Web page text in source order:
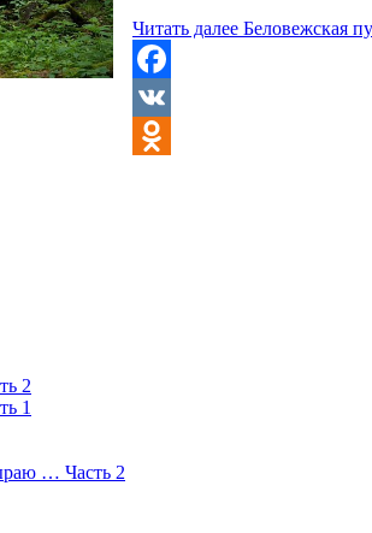
Читать далее Беловежская
Facebook
VK
2
1
… Часть 2